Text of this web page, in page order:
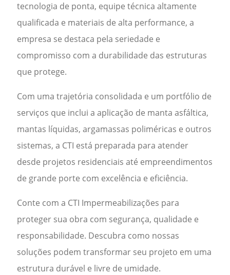
tecnologia de ponta, equipe técnica altamente
qualificada e materiais de alta performance, a
empresa se destaca pela seriedade e
compromisso com a durabilidade das estruturas
que protege.
Com uma trajetória consolidada e um portfólio de
serviços que inclui a aplicação de manta asfáltica,
mantas líquidas, argamassas poliméricas e outros
sistemas, a CTI está preparada para atender
desde projetos residenciais até empreendimentos
de grande porte com excelência e eficiência.
Conte com a CTI Impermeabilizações para
proteger sua obra com segurança, qualidade e
responsabilidade. Descubra como nossas
soluções podem transformar seu projeto em uma
estrutura durável e livre de umidade.